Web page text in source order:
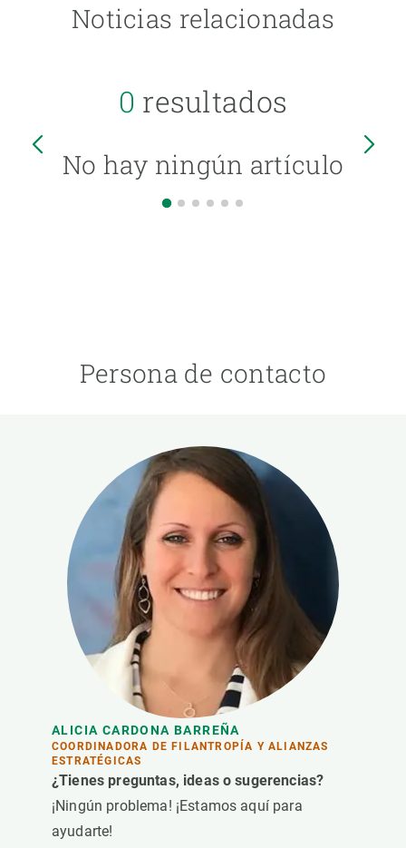
Noticias relacionadas
0 resultados
No hay ningún artículo
Persona de contacto
ALICIA CARDONA BARREÑA
COORDINADORA DE FILANTROPÍA Y ALIANZAS
ESTRATÉGICAS
¿Tienes preguntas, ideas o sugerencias?
¡Ningún problema! ¡Estamos aquí para
ayudarte!